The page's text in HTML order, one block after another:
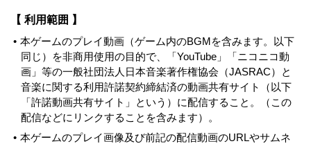
【 利用範囲 】
本ゲームのプレイ動画（ゲーム内のBGMを含みます。以下
同じ）を非商用使用の目的で、「YouTube」「ニコニコ動
画」等の一般社団法人日本音楽著作権協会（JASRAC）と
音楽に関する利用許諾契約締結済の動画共有サイト（以下
「許諾動画共有サイト」という）に配信すること。（この
配信などにリンクすることを含みます）。
本ゲームのプレイ画像及び前記の配信動画のURLやサムネ